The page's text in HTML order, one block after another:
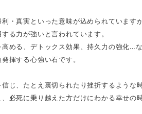
・真実といった意味が込められています
る力が強いと言われています。
める、デトックス効果、持久力の強化…
揮する心強い石です。
じ、たとえ裏切られたり挫折するような
必死に乗り越えた方だけにわかる幸せの